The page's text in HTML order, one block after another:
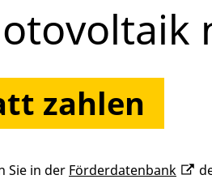
zahlen
Sie in der Förderdatenbank